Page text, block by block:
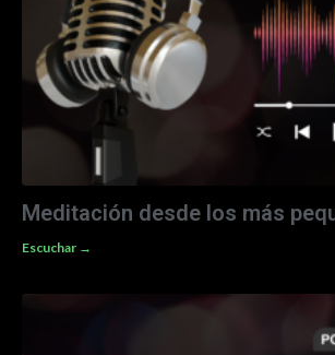
Meditación desde los más
Escuchar →